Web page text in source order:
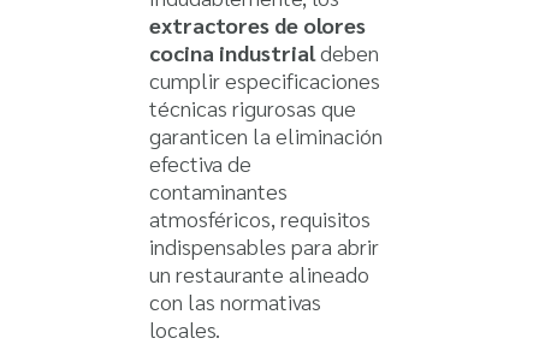
extractores de olores
cocina industrialdeben
cumplir especificaciones
técnicas rigurosas que
garanticen la eliminación
efectiva de
contaminantes
atmosféricos, requisitos
indispensables para abrir
un restaurante alineado
con las normativas
locales.